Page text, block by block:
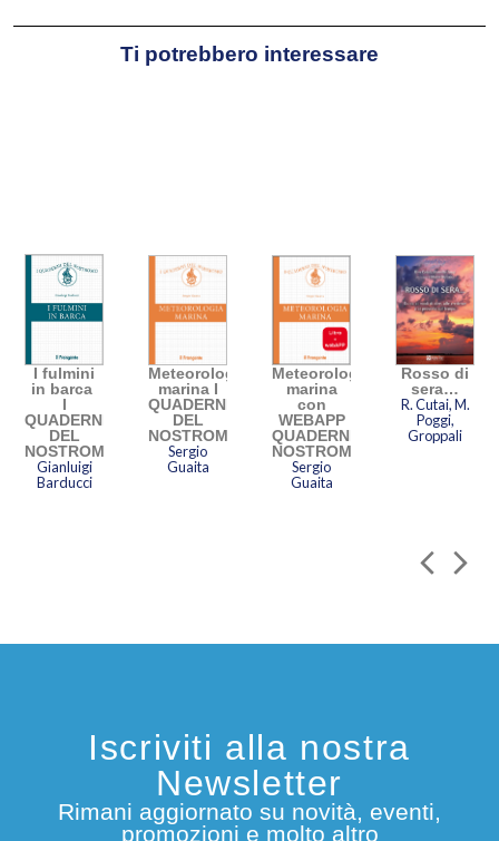
Ti potrebbero interessare
I fulmini
in barca
I
QUADERNI
DEL
NOSTROMO
Gianluigi
Barducci
Meteorologia
marina I
QUADERNI
DEL
NOSTROMO
Sergio
Guaita
Meteorologia
marina
con
WEBAPP
QUADERNI
NOSTROMO
Sergio
Guaita
Rosso di
sera…
R. Cutai, M.
Poggi,
Groppali
Iscriviti alla nostra
Newsletter
Rimani aggiornato su novità, eventi,
promozioni e molto altro